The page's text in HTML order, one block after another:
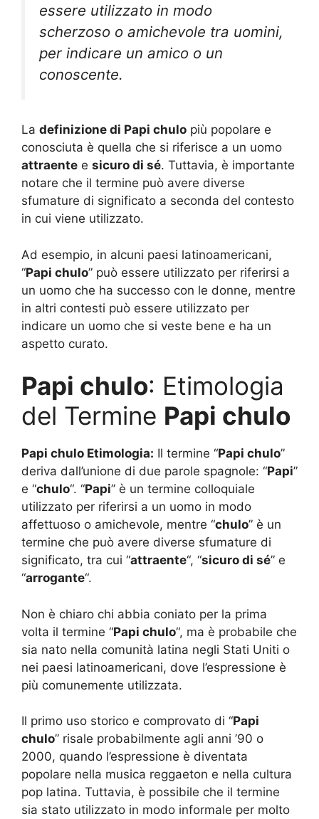
essere utilizzato in modo
scherzoso o amichevole tra uomini,
per indicare un amico o un
conoscente.
La definizione di Papi chulo più popolare e
conosciuta è quella che si riferisce a un uomo
attraente e sicuro di sé. Tuttavia, è importante
notare che il termine può avere diverse
sfumature di significato a seconda del contesto
in cui viene utilizzato.
Ad esempio, in alcuni paesi latinoamericani,
“Papi chulo” può essere utilizzato per riferirsi a
un uomo che ha successo con le donne, mentre
in altri contesti può essere utilizzato per
indicare un uomo che si veste bene e ha un
aspetto curato.
Papi chulo: Etimologia
del Termine Papi chulo
Papi chulo Etimologia: Il termine “Papi chulo”
deriva dall’unione di due parole spagnole: “Papi”
e “chulo“. “Papi” è un termine colloquiale
utilizzato per riferirsi a un uomo in modo
affettuoso o amichevole, mentre “chulo” è un
termine che può avere diverse sfumature di
significato, tra cui “attraente“, “sicuro di sé” e
“arrogante“.
Non è chiaro chi abbia coniato per la prima
volta il termine “Papi chulo“, ma è probabile che
sia nato nella comunità latina negli Stati Uniti o
nei paesi latinoamericani, dove l’espressione è
più comunemente utilizzata.
Il primo uso storico e comprovato di “Papi
chulo” risale probabilmente agli anni ’90 o
2000, quando l’espressione è diventata
popolare nella musica reggaeton e nella cultura
pop latina. Tuttavia, è possibile che il termine
sia stato utilizzato in modo informale per molto